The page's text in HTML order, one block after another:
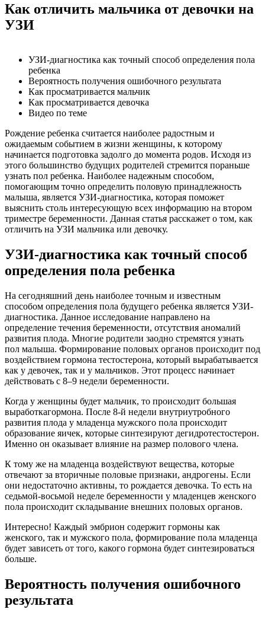
Как отличить мальчика от девочки на
УЗИ
УЗИ-диагностика как точный способ определения пола
ребенка
Вероятность получения ошибочного результата
Как просматривается мальчик
Как просматривается девочка
Видео по теме
Рождение ребенка считается наиболее радостным и
ожидаемым событием в жизни женщины, к которому
начинается подготовка задолго до момента родов. Исходя из
этого большинство будущих родителей стремится пораньше
узнать пол ребенка. Наиболее надежным способом,
помогающим точно определить половую принадлежность
малыша, является УЗИ-диагностика, которая поможет
выяснить столь интересующую всех информацию на втором
триместре беременности. Данная статья расскажет о том, как
отличить на УЗИ мальчика или девочку.
УЗИ-диагностика как точный способ
определения пола ребенка
На сегодняшний день наиболее точным и известным
способом определения пола будущего ребенка является УЗИ-
диагностика. Данное исследование направлено на
определение течения беременности, отсутствия аномалий
развития плода. Многие родители заодно стремятся узнать
пол малыша. Формирование половых органов происходит под
воздействием гормона тестостерона, который вырабатывается
как у девочек, так и у мальчиков. Этот процесс начинает
действовать с 8–9 недели беременности.
Когда у женщины будет мальчик, то происходит большая
выработкагормона. После 8-й недели внутриутробного
развития плода у младенца мужского пола происходит
образование яичек, которые синтезируют дегидротестостерон.
Именно он оказывает влияние на размер полового члена.
К тому же на младенца воздействуют вещества, которые
отвечают за вторичные половые признаки, андрогены. Если
они недостаточно активны, то рождается девочка. То есть на
седьмой-восьмой неделе беременности у младенцев женского
пола происходит складывание внешних половых органов.
Интересно! Каждый эмбрион содержит гормоны как
женского, так и мужского пола, формирование пола младенца
будет зависеть от того, какого гормона будет синтезироваться
больше.
Вероятность получения ошибочного
результата